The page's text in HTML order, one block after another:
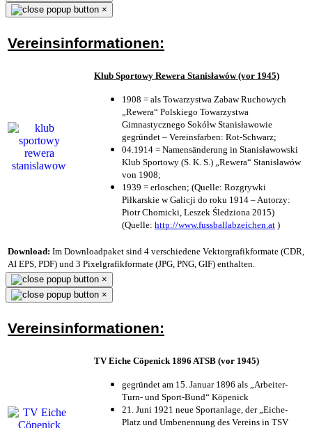
×
Vereinsinformationen:
Klub Sportowy Rewera Stanisławów (vor 1945)
1908 = als Towarzystwa Zabaw Ruchowych
„Rewera“ Polskiego Towarzystwa
Gimnastycznego Sokółw Stanisławowie
gegründet – Vereinsfarben: Rot-Schwarz;
04.1914 = Namensänderung in Stanisławowski
Klub Sportowy (S. K. S.) „Rewera“ Stanisławów
von 1908;
1939 = erloschen; (Quelle: Rozgrywki
Piłkarskie w Galicji do roku 1914 – Autorzy:
Piotr Chomicki, Leszek Śledziona 2015)
(Quelle: http://www.fussballabzeichen.at )
Download: Im Downloadpaket sind 4 verschiedene Vektorgrafikformate (CDR,
AI EPS, PDF) und 3 Pixelgrafikformate (JPG, PNG, GIF) enthalten.
×
×
Vereinsinformationen:
TV Eiche Cöpenick 1896 ATSB (vor 1945)
gegründet am 15. Januar 1896 als „Arbeiter-
Turn- und Sport-Bund“ Köpenick
21. Juni 1921 neue Sportanlage, der „Eiche-
Platz und Umbenennung des Vereins in TSV